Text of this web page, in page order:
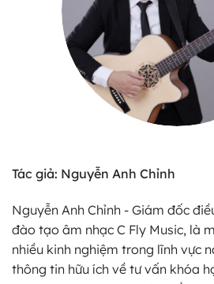
Tác giả: Nguyễn Anh Chỉnh
Nguyễn Anh Chỉnh - Giám đốc
đào tạo âm nhạc C Fly Music, là
nhiều kinh nghiệm trong lĩnh vực
thông tin hữu ích về tư vấn khóa